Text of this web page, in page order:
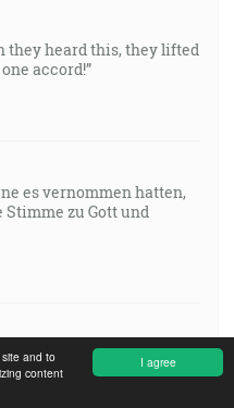
I agree
and to
content
they heard this, they lifted
accord!”
es vernommen hatten,
zu Gott und
es vernommen hatten,
zu Gott und